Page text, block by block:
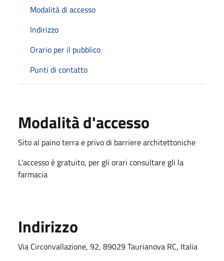
Modalità di accesso
Indirizzo
Orario per il pubblico
Punti di contatto
Modalità d'accesso
Sito al paino terra e privo di barriere architettoniche
L'accesso è gratuito, per gli orari consultare gli la
farmacia
Indirizzo
Via Circonvallazione, 92, 89029 Taurianova RC, Italia